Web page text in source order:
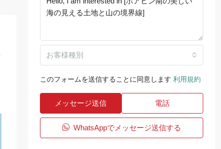
お客様種別
このフォームを送信することに同意します 利用規約
メッセージ送信 電話
WhatsAppでメッセージ送信する